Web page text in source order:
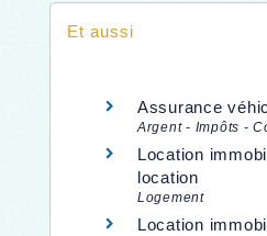
Et aussi
Assurance
Argent - Impôts -
Location
location
Logement
Location